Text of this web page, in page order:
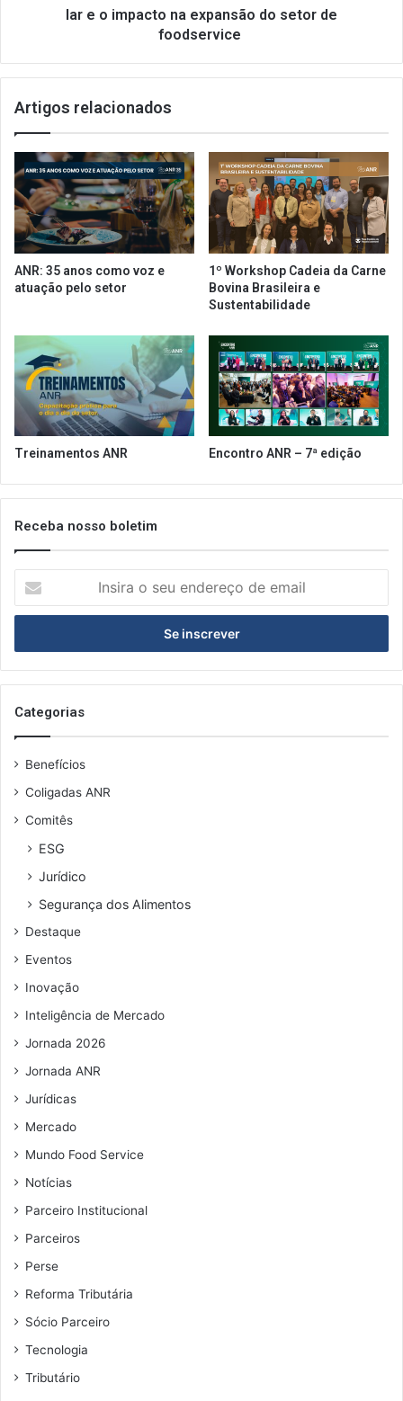
na
do
foodservice
lar e o impacto na expansão do setor de
foodservice
Artigos relacionados
ANR: 35 anos como voz e
atuação pelo setor
1º Workshop Cadeia da Carne
Bovina Brasileira e
Sustentabilidade
Treinamentos ANR Encontro ANR – 7ª edição
Receba nosso boletim
seu
de
email
Categorias
Benefícios
Coligadas ANR
Comitês
ESG
Jurídico
Segurança dos Alimentos
Destaque
Eventos
Inovação
Inteligência de Mercado
Jornada 2026
Jornada ANR
Jurídicas
Mercado
Mundo Food Service
Notícias
Parceiro Institucional
Parceiros
Perse
Reforma Tributária
Sócio Parceiro
Tecnologia
Tributário